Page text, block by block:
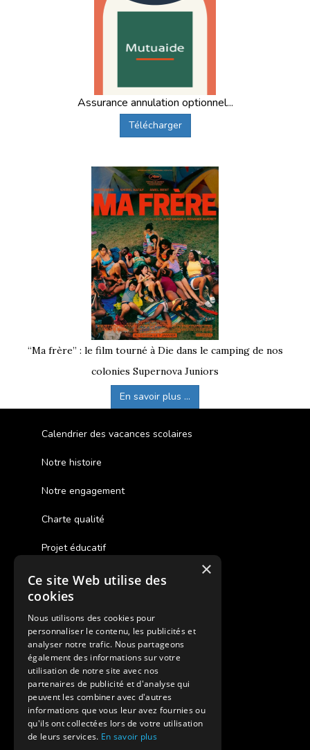
Assurance annulation optionnel...
Télécharger
“Ma frère” : le film tourné à Die dans le camping de nos
colonies Supernova Juniors
En savoir plus ...
Calendrier des vacances scolaires
Notre histoire
Notre engagement
Charte qualité
Projet éducatif
Des colonies de vacances inclusives
Assurances annulations
Aides financières pour partir en colonie
Charte de confidentialité
Vacances Adaptées Adulte Supernova
×
Ce site Web utilise des
cookies
Nous utilisons des cookies pour
personnaliser le contenu, les publicités et
analyser notre trafic. Nous partageons
également des informations sur votre
utilisation de notre site avec nos
partenaires de publicité et d'analyse qui
peuvent les combiner avec d'autres
informations que vous leur avez fournies ou
qu'ils ont collectées lors de votre utilisation
de leurs services. En savoir plus